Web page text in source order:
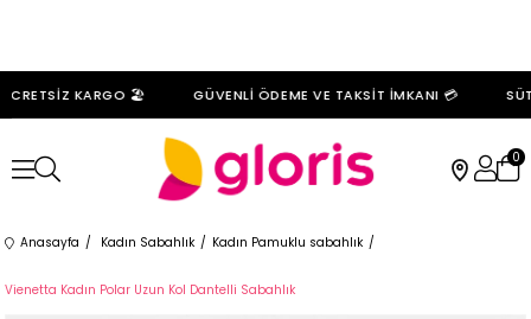
KARGO 🏖️ GÜVENLİ ÖDEME VE TAKSİT İMKANI 💳
0
Anasayfa Kadın Sabahlık Kadın Pamuklu sabahlık
Vienetta Kadın Polar Uzun Kol Dantelli Sabahlık